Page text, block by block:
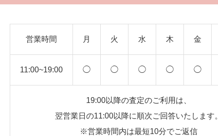
営業時間 月 火 水 木 金
11:00~19:00 ◯ ◯ ◯ ◯ ◯
19:00以降の査定のご利用は、
翌営業日の11:00以降に順次ご回答いたします
※営業時間内は最短10分でご返信